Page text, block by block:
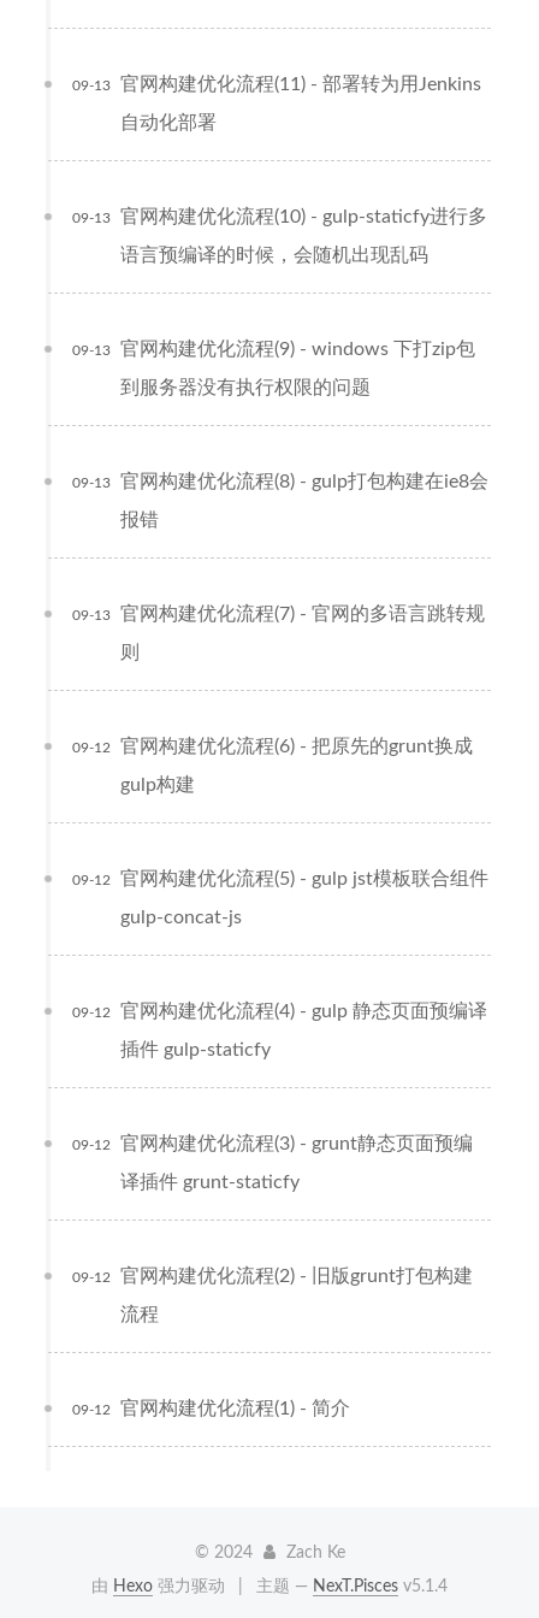
官网构建优化流程(11) - 部署转为用Jenkins
自动化部署
09-13
官网构建优化流程(10) - gulp-staticfy进行多
语言预编译的时候，会随机出现乱码
09-13
官网构建优化流程(9) - windows 下打zip包
到服务器没有执行权限的问题
09-13
官网构建优化流程(8) - gulp打包构建在ie8会
报错
09-13
官网构建优化流程(7) - 官网的多语言跳转规
则
09-13
官网构建优化流程(6) - 把原先的grunt换成
gulp构建
09-12
官网构建优化流程(5) - gulp jst模板联合组件
gulp-concat-js
09-12
官网构建优化流程(4) - gulp 静态页面预编译
插件 gulp-staticfy
09-12
官网构建优化流程(3) - grunt静态页面预编
译插件 grunt-staticfy
09-12
官网构建优化流程(2) - 旧版grunt打包构建
流程
09-12
官网构建优化流程(1) - 简介
09-12
© 2024
Zach Ke
由 Hexo 强力驱动 主题 — NexT.Pisces v5.1.4